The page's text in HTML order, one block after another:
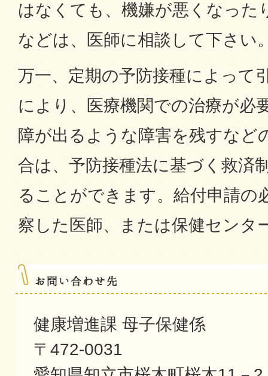
はなくても、機嫌が悪くなった
などは、医師に相談して下さい
万一、定期の予防接種によって
により、医療機関での治療が必
障が出るような障害を残すなど
合は、予防接種法に基づく救済
ることができます。給付申請の
察した医師、または保健センタ
健康増進課 母子保健係
〒472-0031